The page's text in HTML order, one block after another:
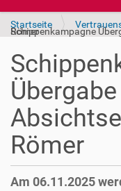
Startseite
Schippenkampagne Übergabe Absichtserklärung 06.11. Römer
Übergabe
Römer
Am 06.11.2025